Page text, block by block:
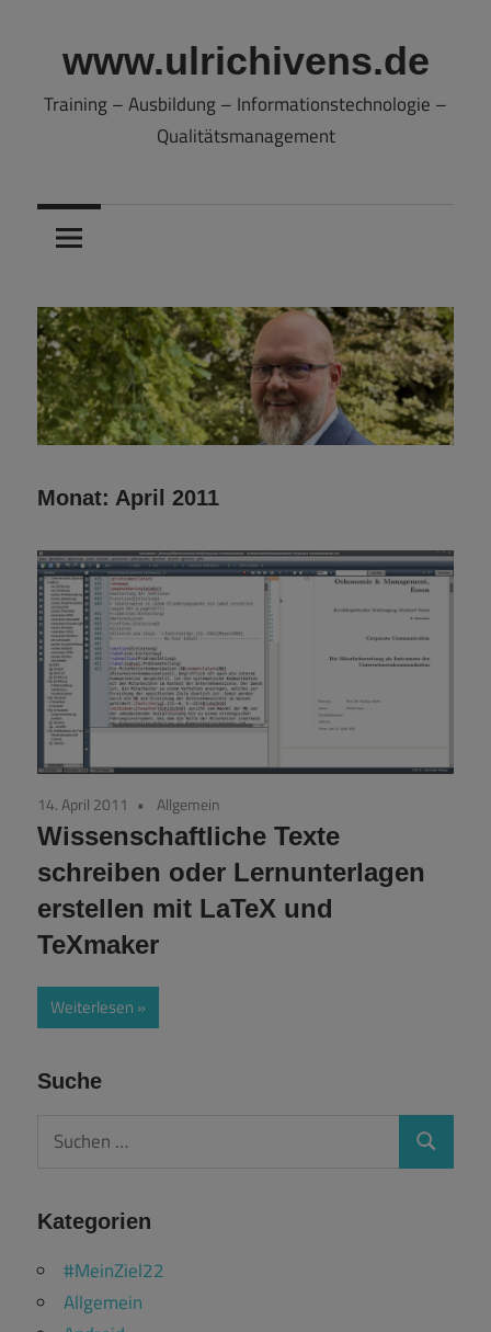
springen
www.ulrichivens.de
Training – Ausbildung – Informationstechnologie –
Qualitätsmanagement
Monat: April 2011
14. April 2011 Allgemein
Wissenschaftliche Texte
schreiben oder Lernunterlagen
erstellen mit LaTeX und
TeXmaker
Weiterlesen
Suche
Suchen
Suchen
Kategorien
#MeinZiel22
Allgemein